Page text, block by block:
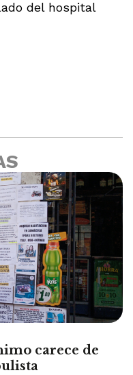
del hospital
carece de